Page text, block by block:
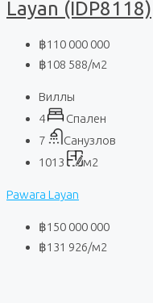
Layan (IDP8118)
฿110 000 000
฿108 588/м2
Виллы
4
Спален
7
Санузлов
1013
м2
Pawara Layan
฿150 000 000
฿131 926/м2